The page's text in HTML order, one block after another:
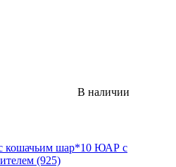
В наличии
с кошачьим шар*10 ЮАР с
(925)